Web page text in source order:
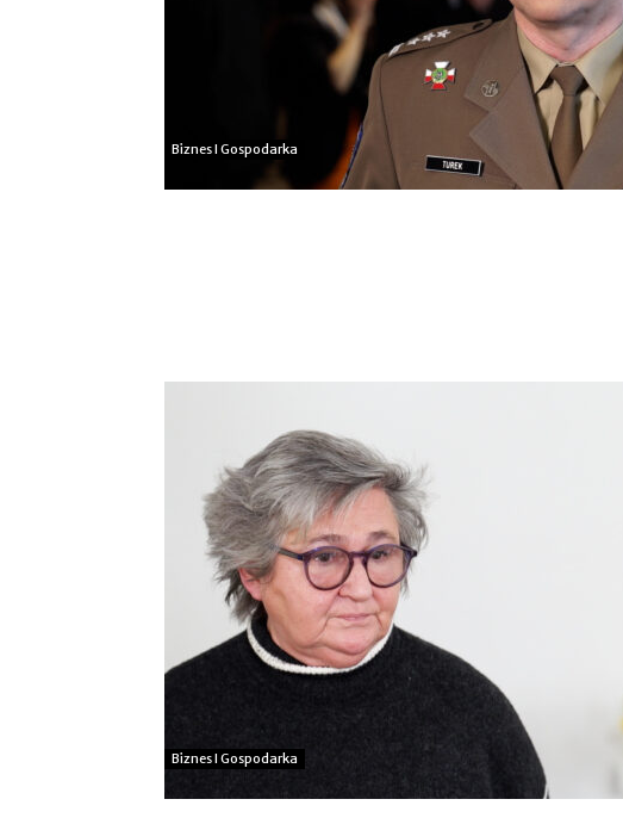
Biznes I Gospodarka
Biznes I Gospodarka